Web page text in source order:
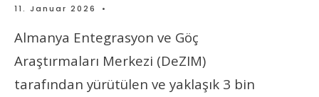
11. Januar 2026 •
Almanya Entegrasyon ve Göç
Araştırmaları Merkezi (DeZIM)
tarafından yürütülen ve yaklaşık 3 bin